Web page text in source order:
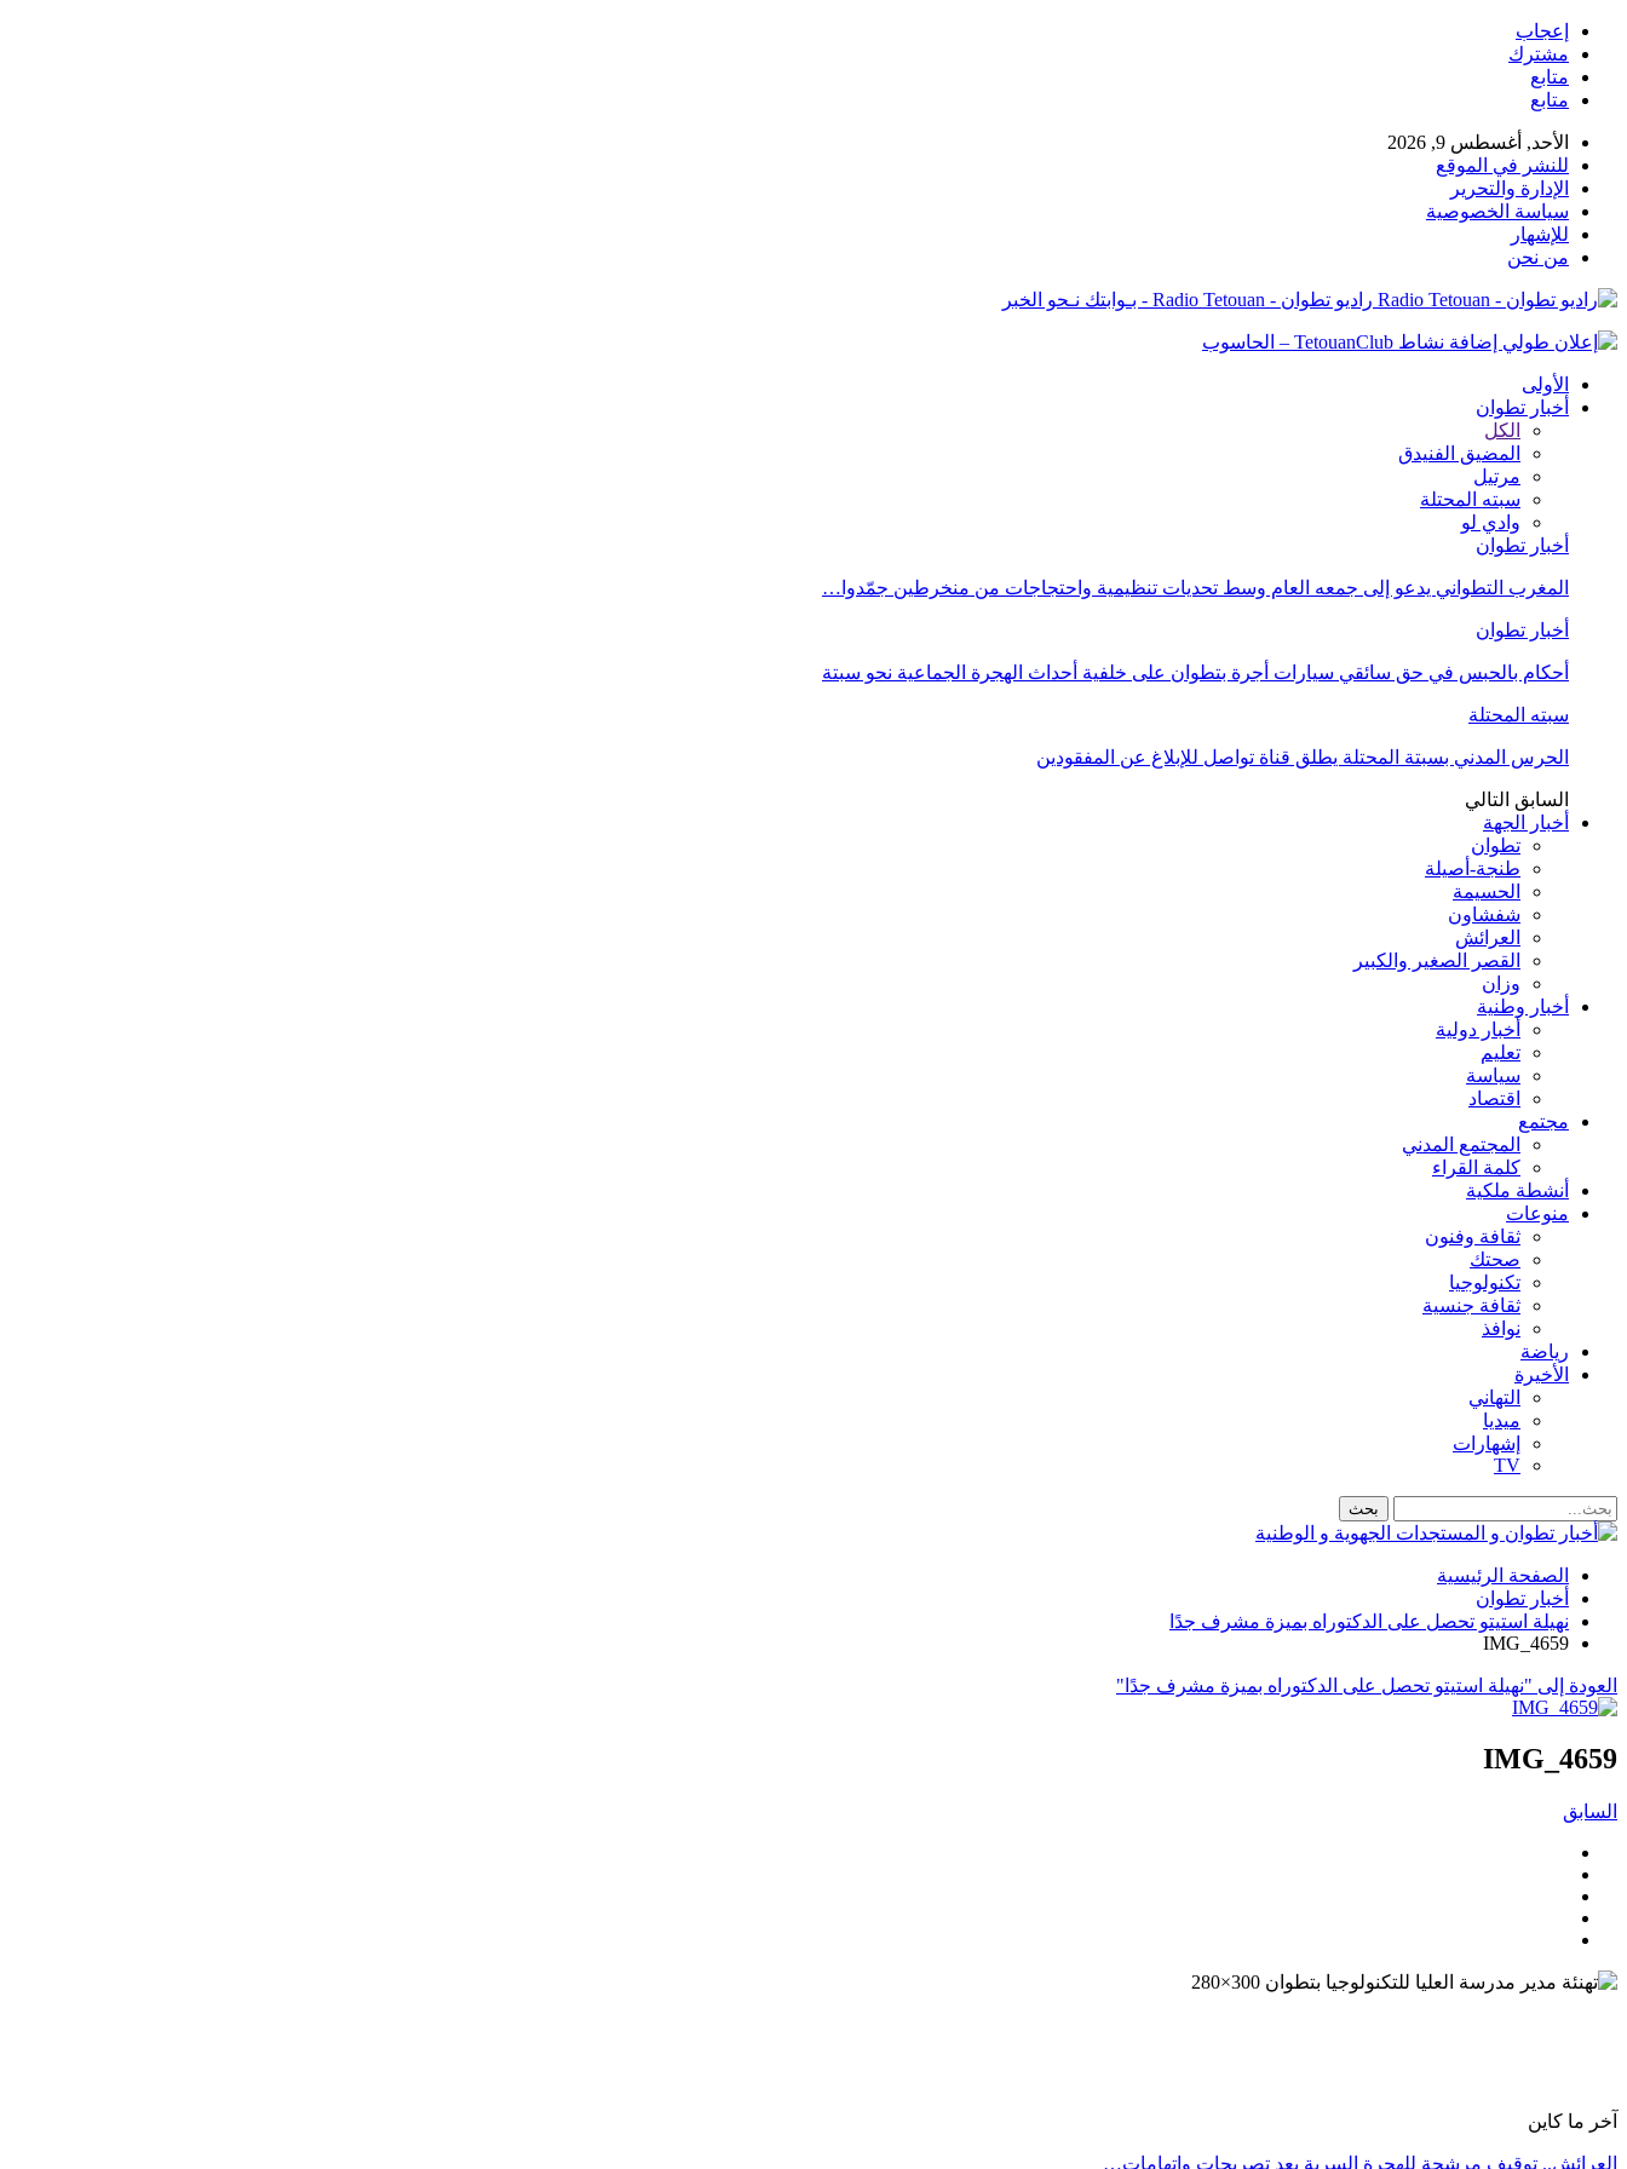
إعجاب
مشترك
متابع
متابع
الأحد, أغسطس 9, 2026
للنشر في الموقع
الإدارة والتحرير
سياسة الخصوصية
للإشهار
من نحن
راديو تطوان - Radio Tetouan - بـوابتك نـحو الخبر
الأولى
أخبار تطوان
الكل
المضيق الفنيدق
مرتيل
سبته المحتلة
وادي لو
أخبار تطوان
المغرب التطواني يدعو إلى جمعه العام وسط تحديات تنظيمية واحتجاجات من منخرطين جمّدوا…
أخبار تطوان
أحكام بالحبس في حق سائقي سيارات أجرة بتطوان على خلفية أحداث الهجرة الجماعية نحو سبتة
سبته المحتلة
الحرس المدني بسبتة المحتلة يطلق قناة تواصل للإبلاغ عن المفقودين
السابق التالي
أخبار الجهة
تطوان
طنجة-أصيلة
الحسيمة
شفشاون
العرائش
القصر الصغير والكبير
وزان
أخبار وطنية
أخبار دولية
تعليم
سياسة
اقتصاد
مجتمع
المجتمع المدني
كلمة القراء
أنشطة ملكية
منوعات
ثقافة وفنون
صحتك
تكنولوجيا
ثقافة جنسية
نوافذ
رياضة
الأخيرة
التهاني
ميديا
إشهارات
TV
الصفحة الرئيسية
أخبار تطوان
نهيلة استيتو تحصل على الدكتوراه بميزة مشرف جدًا
IMG_4659
العودة إلى "نهيلة استيتو تحصل على الدكتوراه بميزة مشرف جدًا"
IMG_4659
السابق
آخر ما كاين
العرائش.. توقيف مرشحة للهجرة السرية بعد تصريحات واتهامات…